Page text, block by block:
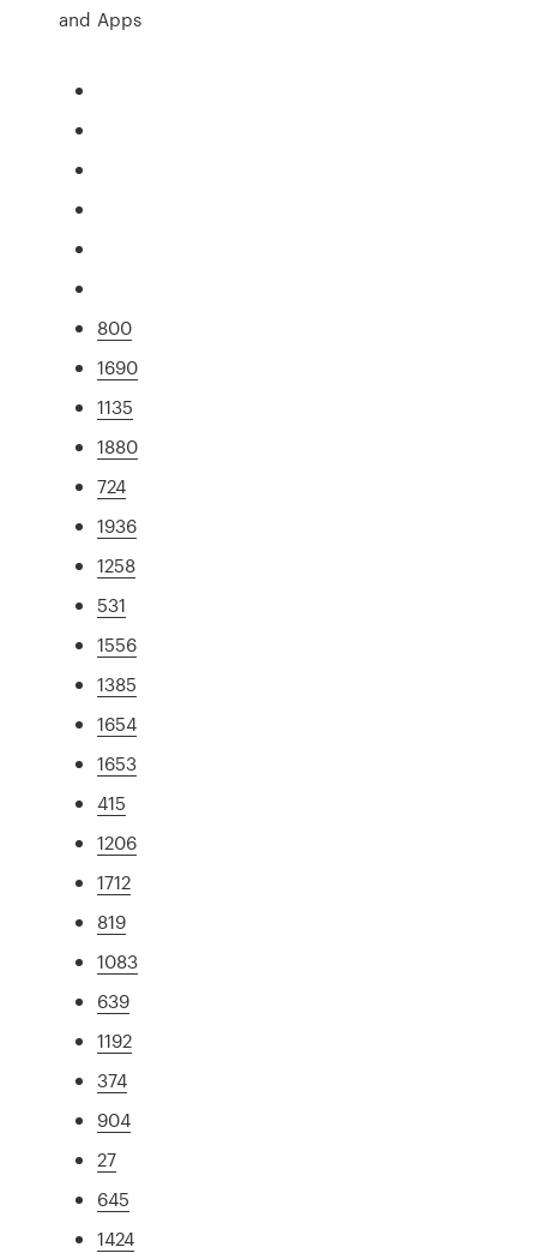
and Apps
800
1690
1135
1880
724
1936
1258
531
1556
1385
1654
1653
415
1206
1712
819
1083
639
1192
374
904
27
645
1424